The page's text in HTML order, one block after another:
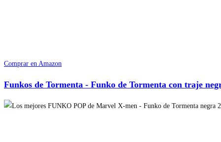
Comprar en Amazon
Funkos de Tormenta - Funko de Tormenta con traje